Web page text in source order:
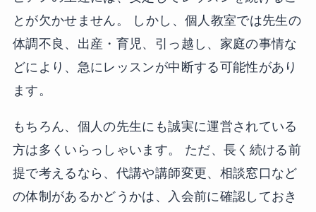
とが欠かせません。 しかし、個人教室では先生の
体調不良、出産・育児、引っ越し、家庭の事情な
どにより、急にレッスンが中断する可能性があり
ます。
もちろん、個人の先生にも誠実に運営されている
方は多くいらっしゃいます。 ただ、長く続ける前
提で考えるなら、代講や講師変更、相談窓口など
の体制があるかどうかは、入会前に確認しておき